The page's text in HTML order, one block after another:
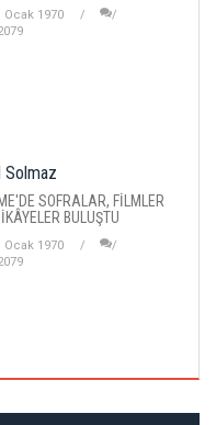
Ocak 1970
Solmaz
SOFRALAR, FİLMLER
BULUŞTU
Ocak 1970